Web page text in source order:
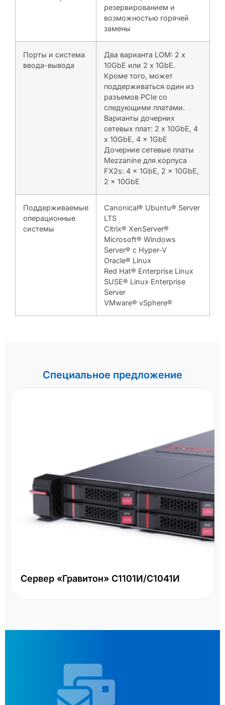
резервированием и
возможностью горячей
замены
Порты и система
ввода-вывода
Два варианта LOM: 2 x
10GbE или 2 x 1GbE.
Кроме того, может
поддерживаться один из
разъемов PCIe со
следующими платами.
Варианты дочерних
сетевых плат: 2 x 10GbE, 4
x 10GbE, 4 x 1GbE
Дочерние сетевые платы
Mezzanine для корпуса
FX2s: 4 x 1GbE, 2 x 10GbE,
2 x 10GbE
Поддерживаемые
операционные
системы
Canonical® Ubuntu® Server
LTS
Citrix® XenServer®
Microsoft® Windows
Server® с Hyper-V
Oracle® Linux
Red Hat® Enterprise Linux
SUSE® Linux Enterprise
Server
VMware® vSphere®
Специальное предложение
Сервер «Гравитон» С1101И/С1041И